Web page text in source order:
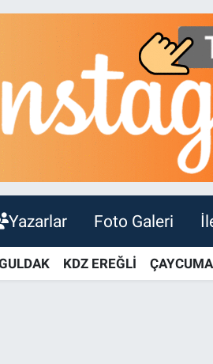
Yazarlar Foto Galeri
KDZ EREĞLİ ÇAYCUMA